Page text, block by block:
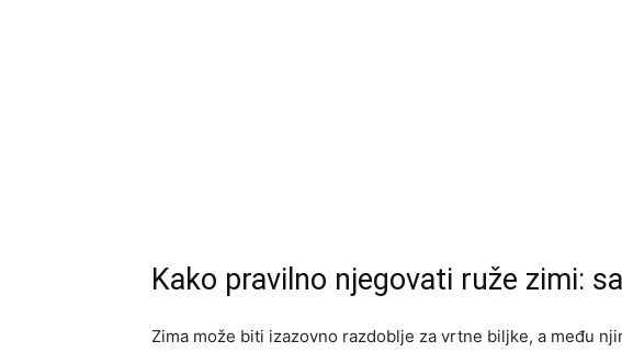
Kako pravilno njegovati ruže zimi:
Zima može biti izazovno razdoblje za vrtne biljke, a među